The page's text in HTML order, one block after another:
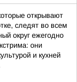
открывают
следят во всем
округ ежегодно
они
и кухней